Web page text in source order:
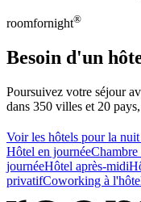
roomfornight®
Besoin d'un
Poursuivez votre séjour
dans 350 villes et 20
Voir les hôtels pour la nuit
+
−
Hôtel en journéeChambre
journéeHôtel après-midi
privatifCoworking à